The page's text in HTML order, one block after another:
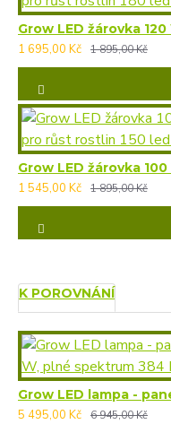
1 695,00 Kč
1 895,00 Kč
1 545,00 Kč
1 895,00 Kč
K POROVNÁNÍ
5 495,00 Kč
6 945,00 Kč